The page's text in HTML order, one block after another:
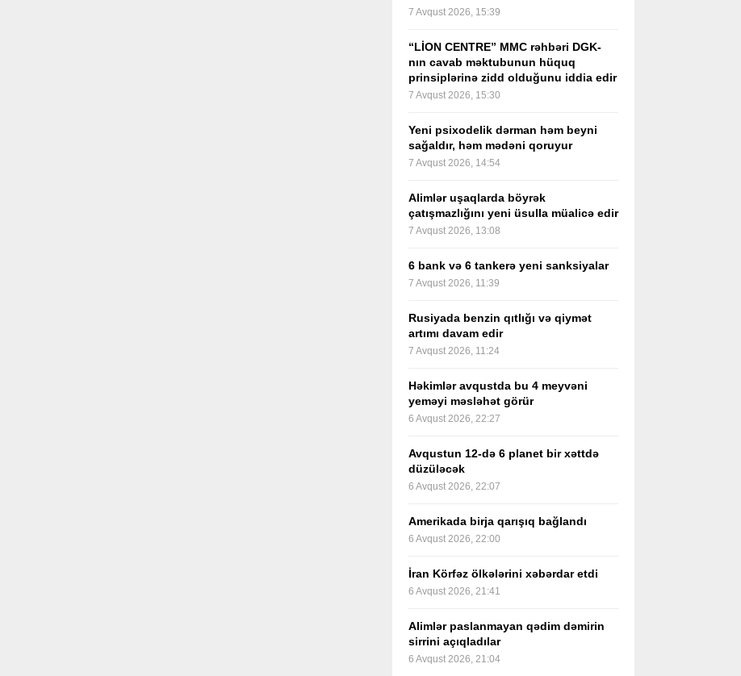
7 Avqust 2026, 15:39
“LİON CENTRE” MMC rəhbəri DGK-
nın cavab məktubunun hüquq
prinsiplərinə zidd olduğunu iddia edir
7 Avqust 2026, 15:30
Yeni psixodelik dərman həm beyni
sağaldır, həm mədəni qoruyur
7 Avqust 2026, 14:54
Alimlər uşaqlarda böyrək
çatışmazlığını yeni üsulla müalicə edir
7 Avqust 2026, 13:08
6 bank və 6 tankerə yeni sanksiyalar
7 Avqust 2026, 11:39
Rusiyada benzin qıtlığı və qiymət
artımı davam edir
7 Avqust 2026, 11:24
Həkimlər avqustda bu 4 meyvəni
yeməyi məsləhət görür
6 Avqust 2026, 22:27
Avqustun 12-də 6 planet bir xəttdə
düzüləcək
6 Avqust 2026, 22:07
Amerikada birja qarışıq bağlandı
6 Avqust 2026, 22:00
İran Körfəz ölkələrini xəbərdar etdi
6 Avqust 2026, 21:41
Alimlər paslanmayan qədim dəmirin
sirrini açıqladılar
6 Avqust 2026, 21:04